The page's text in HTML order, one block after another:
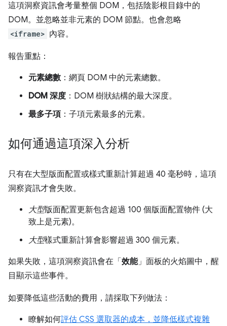
這項洞察資訊會考量整個 DOM，包括陰影根目錄中的
DOM。並忽略並非元素的 DOM 節點。也會忽略
<iframe> 內容。
報告重點：
元素總數：網頁 DOM 中的元素總數。
DOM 深度 ：DOM 樹狀結構的最大深度。
最多子項 ：子項元素最多的元素。
如何通過這項深入分析
只有在大型版面配置或樣式重新計算超過 40 毫秒時，這項
洞察資訊才會失敗。
大型版面配置更新包含超過 100 個版面配置物件 (大
致上是元素)。
大型樣式重新計算會影響超過 300 個元素。
如果失敗，這項洞察資訊會在「 效能」面板的火焰圖中，醒
目顯示這些事件。
如要降低這些活動的費用，請採取下列做法：
瞭解如何評估 CSS 選取器的成本，並降低樣式複雜